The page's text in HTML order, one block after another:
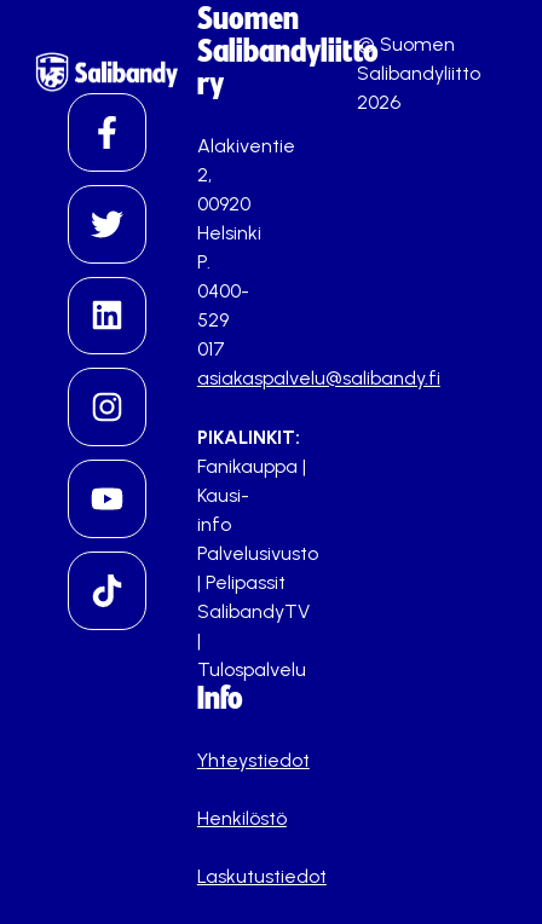
Suomen
Salibandyliitto
ry
Alakiventie
2,
00920
Helsinki
P.
0400-
529
017
asiakaspalvelu@salibandy.fi
PIKALINKIT:
Fanikauppa |
Kausi-
info
Palvelusivusto
| Pelipassit
SalibandyTV
|
Tulospalvelu
Info
Yhteystiedot
Henkilöstö
Laskutustiedot
© Suomen
Salibandyliitto
2026